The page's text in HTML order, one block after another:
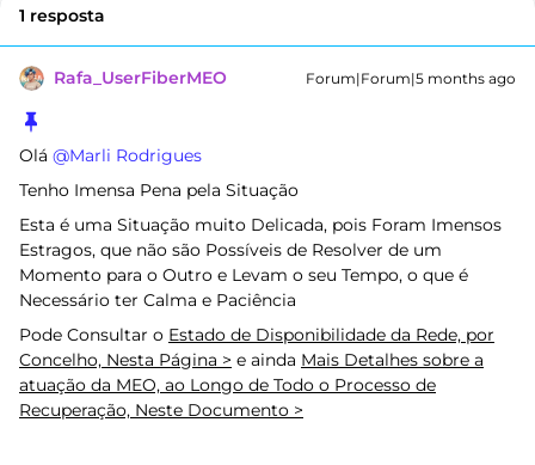
1 resposta
Rafa_UserFiberMEO Forum|Forum|5 months ago
Olá ​ @Marli Rodrigues
Tenho Imensa Pena pela Situação
Esta é uma Situação muito Delicada, pois Foram Imensos
Estragos, que não são Possíveis de Resolver de um
Momento para o Outro e Levam o seu Tempo, o que é
Necessário ter Calma e Paciência
Pode Consultar o Estado de Disponibilidade da Rede, por
Concelho, Nesta Página > e ainda Mais Detalhes sobre a
atuação da MEO, ao Longo de Todo o Processo de
Recuperação, Neste Documento >